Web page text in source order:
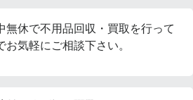
無休で不用品回収・買取を行って
お気軽にご相談下さい。